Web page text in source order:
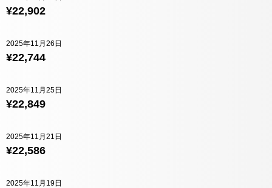
¥22,902
¥22,744
2025年11月26日
¥22,849
2025年11月25日
¥22,586
2025年11月21日
2025年11月19日